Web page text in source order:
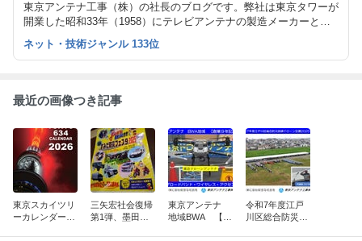
東京アンテナ工事（株）の社長のブログです。弊社は東京タワーが
開業した昭和33年（1958）にテレビアンテナの製造メーカーとし
て創業しました。
ネット・技術ジャンル 133位
最近の画像つき記事
東京スカイツリ
ーカレンダー10
三矢宏社会復帰
第1弾、墨田区
東京アンテナ
地域BWA 【創
令和7年度江戸
川区総合防災訓